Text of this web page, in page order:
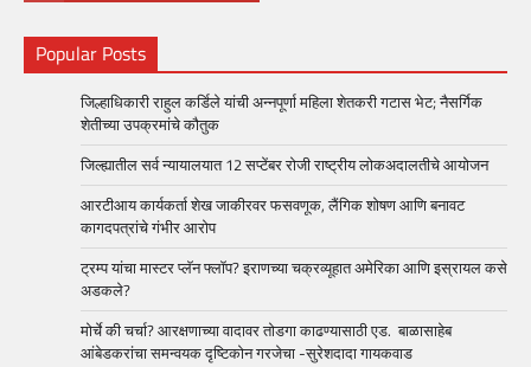
Popular Posts
जिल्हाधिकारी राहुल कर्डिले यांची अन्नपूर्णा महिला शेतकरी गटास भेट; नैसर्गिक
शेतीच्या उपक्रमांचे कौतुक
जिल्ह्यातील सर्व न्यायालयात 12 सप्टेंबर रोजी राष्ट्रीय लोकअदालतीचे आयोजन
आरटीआय कार्यकर्ता शेख जाकीरवर फसवणूक, लैंगिक शोषण आणि बनावट
कागदपत्रांचे गंभीर आरोप
ट्रम्प यांचा मास्टर प्लॅन फ्लॉप? इराणच्या चक्रव्यूहात अमेरिका आणि इस्रायल कसे
अडकले?
मोर्चे की चर्चा? आरक्षणाच्या वादावर तोडगा काढण्यासाठी एड. बाळासाहेब
आंबेडकरांचा समन्वयक दृष्टिकोन गरजेचा -सुरेशदादा गायकवाड